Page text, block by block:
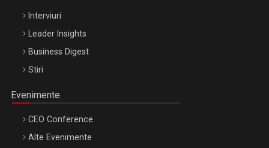
Interviuri
Leader Insights
Business Digest
Stiri
Evenimente
CEO Conference
Alte Evenimente